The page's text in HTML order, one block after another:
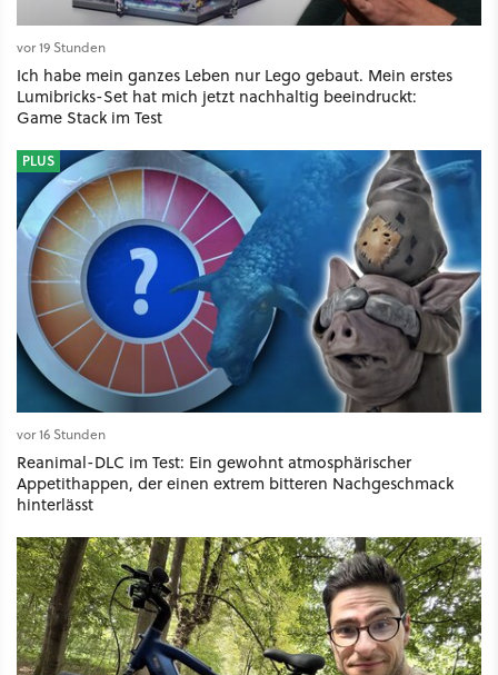
vor 19 Stunden
Ich habe mein ganzes Leben nur Lego gebaut. Mein erstes
Lumibricks-Set hat mich jetzt nachhaltig beeindruckt:
Game Stack im Test
PLUS
vor 16 Stunden
Reanimal-DLC im Test: Ein gewohnt atmosphärischer
Appetithappen, der einen extrem bitteren Nachgeschmack
hinterlässt